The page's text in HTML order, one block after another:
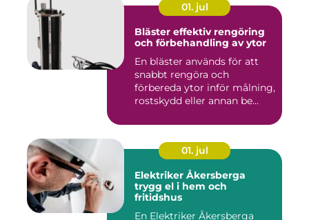
01. jul
Bläster effektiv rengöring
och förbehandling av ytor
En bläster används för att
snabbt rengöra och
förbereda ytor inför målning,
rostskydd eller annan be...
01. jul
Elektriker Åkersberga
trygg el i hem och
fritidshus
En Elektriker Åkersberga